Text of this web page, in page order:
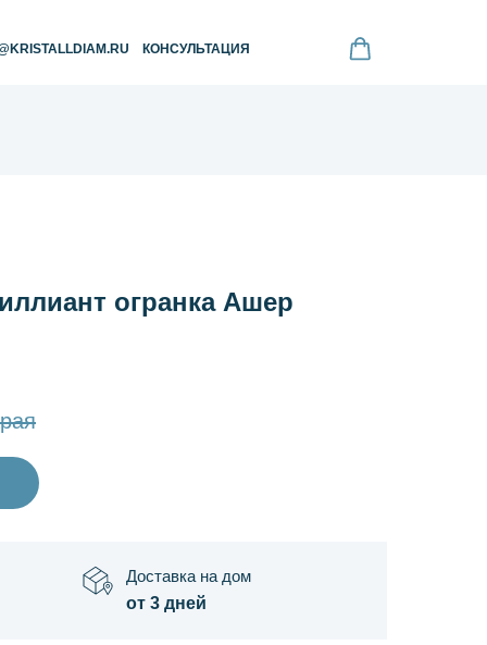
КОНСУЛЬТАЦИЯ
от 3 дней
Доставка на дом
огранка Ашер